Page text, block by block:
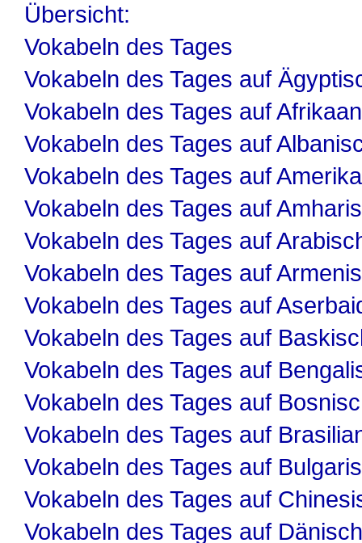
Übersicht:
Vokabeln des Tages
Vokabeln des Tages auf
Vokabeln des Tages auf
Vokabeln des Tages auf
Vokabeln des Tages auf
Vokabeln des Tages auf
Vokabeln des Tages auf
Vokabeln des Tages auf
Vokabeln des Tages auf
Vokabeln des Tages auf
Vokabeln des Tages auf
Vokabeln des Tages auf
Vokabeln des Tages auf
Vokabeln des Tages auf
Vokabeln des Tages auf
Vokabeln des Tages auf Dänisch